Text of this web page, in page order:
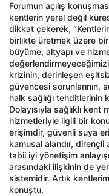
Forumun açılış
kentlerin yerel değil
dikkat çekerek,
birlikte üretmek üzere
büyüme, altyapı ve
krizinin, derinleşen
güvencesi sorunlarının,
halk sağlığı tehditlerinin
Dolayısıyla sağlıklı kent
hizmetleriyle ilgili bir
erişimdir, güvenli suya
kamusal alandır, dirençli
tabii iyi yönetişim
arasındaki ilişkinin de
sistemidir. Artık
konuştu.